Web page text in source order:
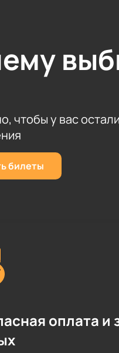
билеты на балет
мобильный телефон и
количество
чтобы у вас
билеты
оплата и